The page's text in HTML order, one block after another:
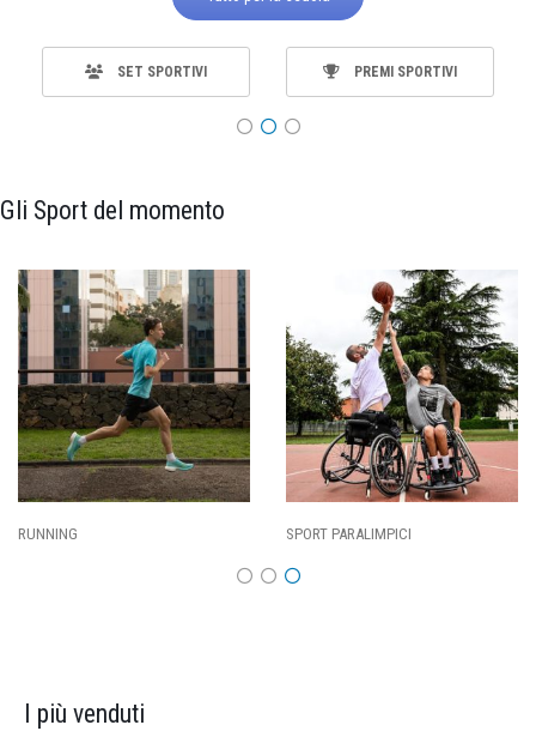
SET SPORTIVI PREMI SPORTIVI
Gli Sport del momento
RUNNING SPORT PARALIMPICI
I più venduti